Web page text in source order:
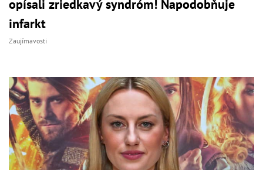
opísali zriedkavý syndróm! Napodobňuje
infarkt
Zaujímavosti